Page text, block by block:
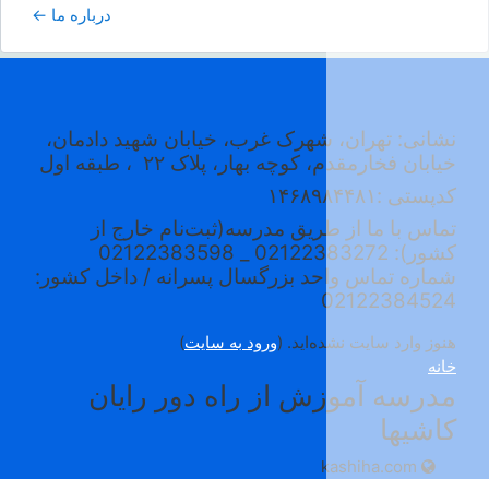
غرب، خیابان شهید دادمان،
بهار، پلاک ۲۲
، طبقه اول
مدرسه(ثبت‌نام خارج از
پسرانه / داخل کشور:
ورود به سایت)
راه دور رایان